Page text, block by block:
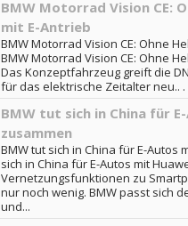
BMW Motorrad Vision CE:
mit E-Antrieb
BMW Motorrad Vision CE: Ohne
BMW Motorrad Vision CE: Ohne
Das Konzeptfahrzeug greift die
für das elektrische Zeitalter neu.. .
BMW tut sich in China für
zusammen
BMW tut sich in China für E-Autos
sich in China für E-Autos mit
Vernetzungsfunktionen zu
nur noch wenig. BMW passt sich
und...